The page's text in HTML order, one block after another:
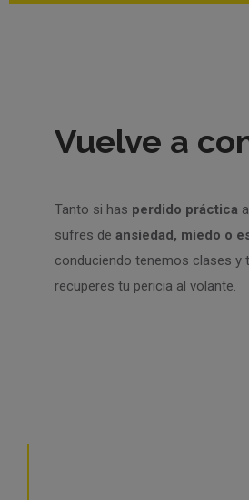
Vuelve a
Tanto si has perdido práctica
sufres de ansiedad, miedo o
conduciendo tenemos clases y
recuperes tu pericia al volante.